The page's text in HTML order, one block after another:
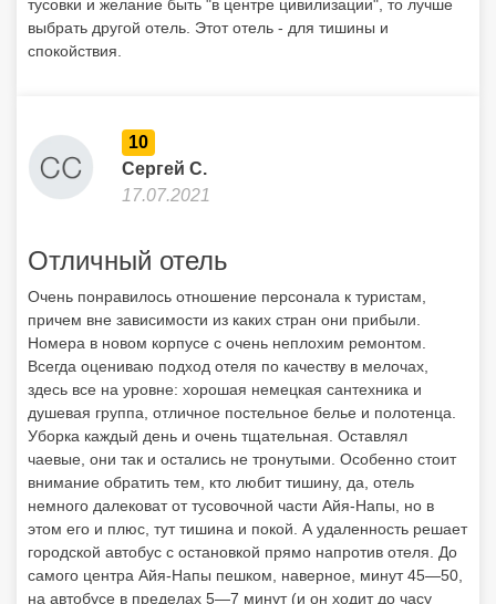
Отличный отель
Номера в новом корпусе с очень неплохим ремонтом.
Всегда оцениваю подход отеля по качеству в мелочах,
здесь все на уровне: хорошая немецкая сантехника и
душевая группа, отличное постельное белье и полотенца.
внимание обратить тем, кто любит тишину, да, отель
немного далековат от тусовочной части Айя-Напы, но в
этом его и плюс, тут тишина и покой. А удаленность решает
городской автобус с остановкой прямо напротив отеля. До
самого центра Айя-Напы пешком, наверное, минут 45—50,
ночи). Особенно хочу отметить пляж рядом с отелем. Он и
правда один из самых лучших (Макронис Бич), от отеля
неспешно 10 минут пешком, и перед вами бирюзовое море
с идеально прозрачной водой. По питанию: брал завтраки и
ужины, и если по завтраку вообще все классно, то, честно
говоря, на ужин не особо разнообразно кормят, наверное,
действительно ужинать лучше в обычных кафешках,
которых в Айя-Напе огромное количество с многообразием
кухонь разных стран мира. Тем самым вы вечером и